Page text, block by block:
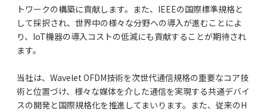
トワークの構築に貢献します。また、IEEEの国際標準規格と
して採択され、世界中の様々な分野への導入が進むことによ
り、IoT機器の導入コストの低減にも貢献することが期待され
ます。
当社は、Wavelet OFDM技術を次世代通信規格の重要なコア技
術と位置づけ、様々な媒体を介した通信を実現する共通デバイ
スの開発と国際規格化を推進してまいります。また、従来のH